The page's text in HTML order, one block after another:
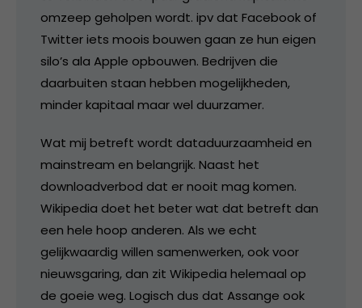
omzeep geholpen wordt. ipv dat Facebook of
Twitter iets moois bouwen gaan ze hun eigen
silo’s ala Apple opbouwen. Bedrijven die
daarbuiten staan hebben mogelijkheden,
minder kapitaal maar wel duurzamer.
Wat mij betreft wordt dataduurzaamheid en
mainstream en belangrijk. Naast het
downloadverbod dat er nooit mag komen.
Wikipedia doet het beter wat dat betreft dan
een hele hoop anderen. Als we echt
gelijkwaardig willen samenwerken, ook voor
nieuwsgaring, dan zit Wikipedia helemaal op
de goeie weg. Logisch dus dat Assange ook